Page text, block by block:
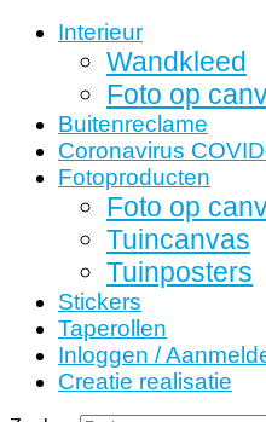
Interieur
Wandkleed
Foto op
Buitenreclame
Coronavirus
Fotoproducten
Foto op
Tuincanvas
Tuinposters
Stickers
Taperollen
Inloggen /
Creatie realisatie